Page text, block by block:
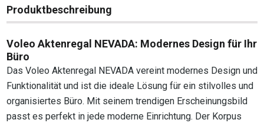
Produktbeschreibung
Voleo Aktenregal NEVADA: Modernes Design für Ihr
Büro
Das Voleo Aktenregal NEVADA vereint modernes Design und
Funktionalität und ist die ideale Lösung für ein stilvolles und
organisiertes Büro. Mit seinem trendigen Erscheinungsbild
passt es perfekt in jede moderne Einrichtung. Der Korpus